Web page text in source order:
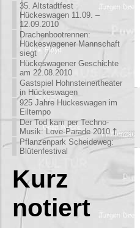
35. Altstadtfest
Hückeswagen 11.09. –
12.09.2010
Drachenbootrennen:
Hückeswagener Mannschaft
siegt
Hückeswagener Geschichte
am 22.08.2010
Gastspiel Hohnsteinertheater
in Hückeswagen
925 Jahre Hückeswagen im
Eiltempo
Der Tod kam per Techno-
Musik: Love-Parade 2010 †
Pflanzenpark Scheideweg:
Blütenfestival
Kurz
notiert